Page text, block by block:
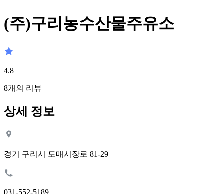
(주)구리농수산물주유소
4.8
8개의 리뷰
상세 정보
경기 구리시 도매시장로 81-29
031-552-5189